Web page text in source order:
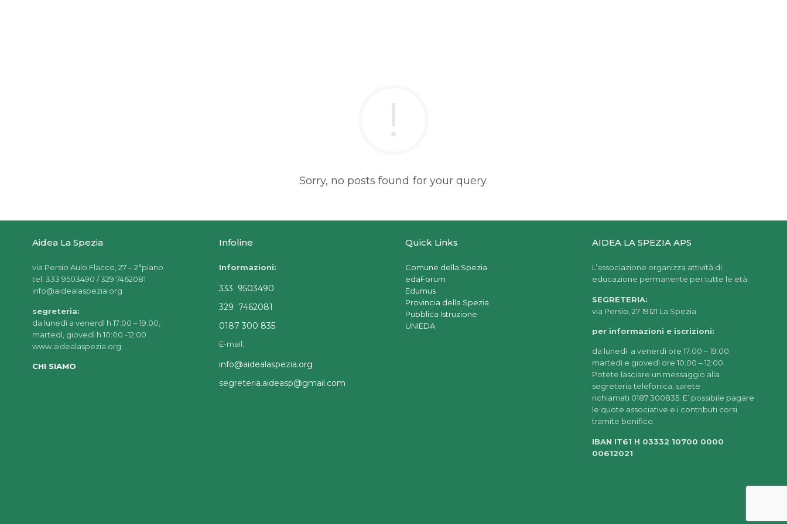
Sorry, no posts found for your query.
Aidea La Spezia
via Persio Aulo Flacco, 27 – 2°piano
tel. 333 9503490 / 329 7462081
info@aidealaspezia.org
segreteria:
da lunedì a venerdì h 17:00 – 19:00,
martedì, giovedì h 10:00 -12:00
www.aidealaspezia.org
CHI SIAMO
Infoline
Informazioni:
333 9503490
329 7462081
0187 300 835
E-mail:
info@aidealaspezia.org
segreteria.aideasp@gmail.com
Quick Links
Comune della Spezia
edaForum
Edumus
Provincia della Spezia
Pubblica Istruzione
UNIEDA
AIDEA LA SPEZIA APS
L’associazione organizza attività di
educazione permanente per tutte le età.
SEGRETERIA:
via Persio, 27 19121 La Spezia
per informazioni e iscrizioni:
da lunedì a venerdì ore 17:00 – 19:00;
martedì e giovedì ore 10:00 – 12:00.
Potete lasciare un messaggio alla
segreteria telefonica, sarete
richiamati 0187 300835. E’ possibile pagare
le quote associative e i contributi corsi
tramite bonifico:
IBAN IT61 H 03332 10700 0000
00612021